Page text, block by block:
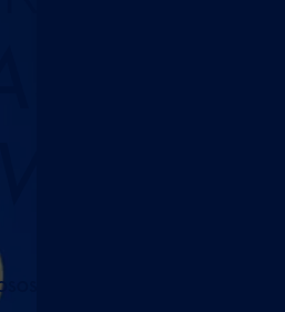
de haber logrado Cristal